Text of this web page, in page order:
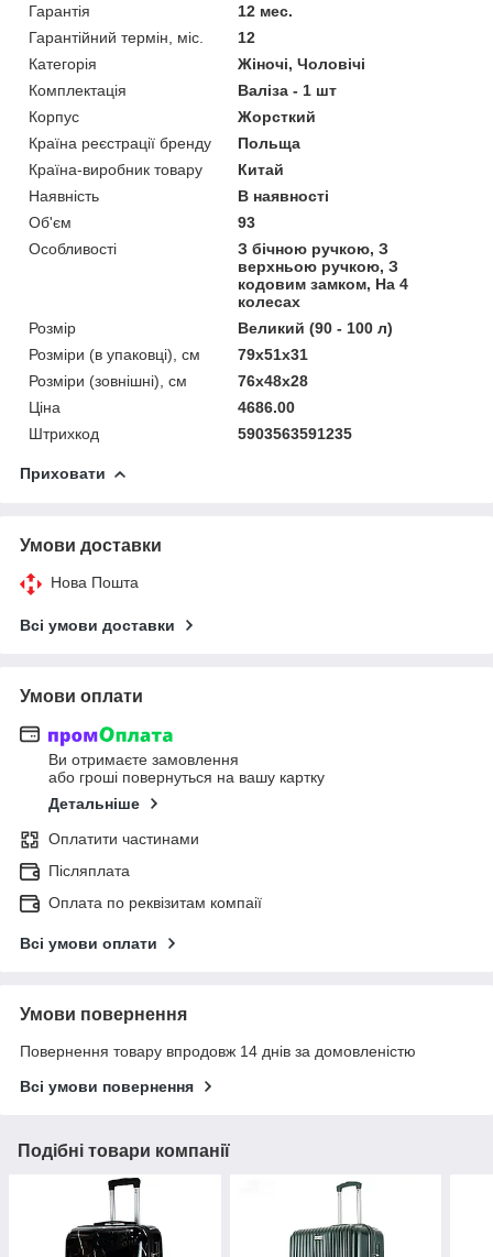
Гарантія
12 мес.
Гарантійний термін, міс.
12
Категорія
Жіночі, Чоловічі
Комплектація
Валіза - 1 шт
Корпус
Жорсткий
Країна реєстрації бренду
Польща
Країна-виробник товару
Китай
Наявність
В наявності
Об'єм
93
Особливості
З бічною ручкою, З
верхньою ручкою, З
кодовим замком, На 4
колесах
Розмір
Великий (90 - 100 л)
Розміри (в упаковці), см
79x51x31
Розміри (зовнішні), см
76x48x28
Ціна
4686.00
Штрихкод
5903563591235
Приховати
Умови доставки
Нова Пошта
Всі умови доставки
Умови оплати
Ви отримаєте замовлення
або гроші повернуться на вашу картку
Детальніше
Оплатити частинами
Післяплата
Оплата по реквізитам компаії
Всі умови оплати
Умови повернення
Повернення товару впродовж 14 днів за домовленістю
Всі умови повернення
Подібні товари компанії